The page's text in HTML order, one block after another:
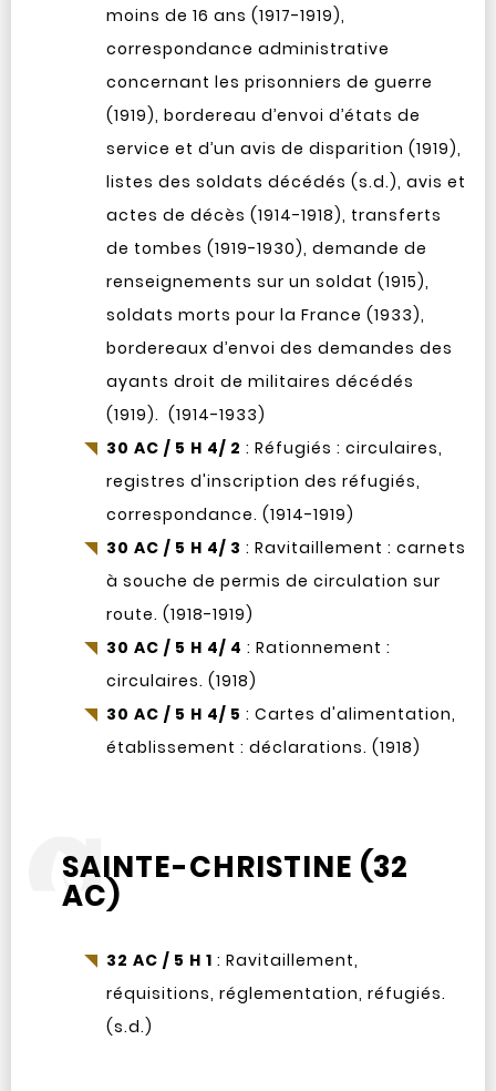
moins de 16 ans (1917-1919),
correspondance administrative
concernant les prisonniers de guerre
(1919), bordereau d’envoi d’états de
service et d’un avis de disparition (1919),
listes des soldats décédés (s.d.), avis et
actes de décès (1914-1918), transferts
de tombes (1919-1930), demande de
renseignements sur un soldat (1915),
soldats morts pour la France (1933),
bordereaux d’envoi des demandes des
ayants droit de militaires décédés
(1919). (1914-1933)
30 AC / 5 H 4/ 2 : Réfugiés : circulaires,
registres d'inscription des réfugiés,
correspondance. (1914-1919)
30 AC / 5 H 4/ 3 : Ravitaillement : carnets
à souche de permis de circulation sur
route. (1918-1919)
30 AC / 5 H 4/ 4 : Rationnement :
circulaires. (1918)
30 AC / 5 H 4/ 5 : Cartes d'alimentation,
établissement : déclarations. (1918)
SAINTE-CHRISTINE (32
AC)
32 AC / 5 H 1 : Ravitaillement,
réquisitions, réglementation, réfugiés.
(s.d.)